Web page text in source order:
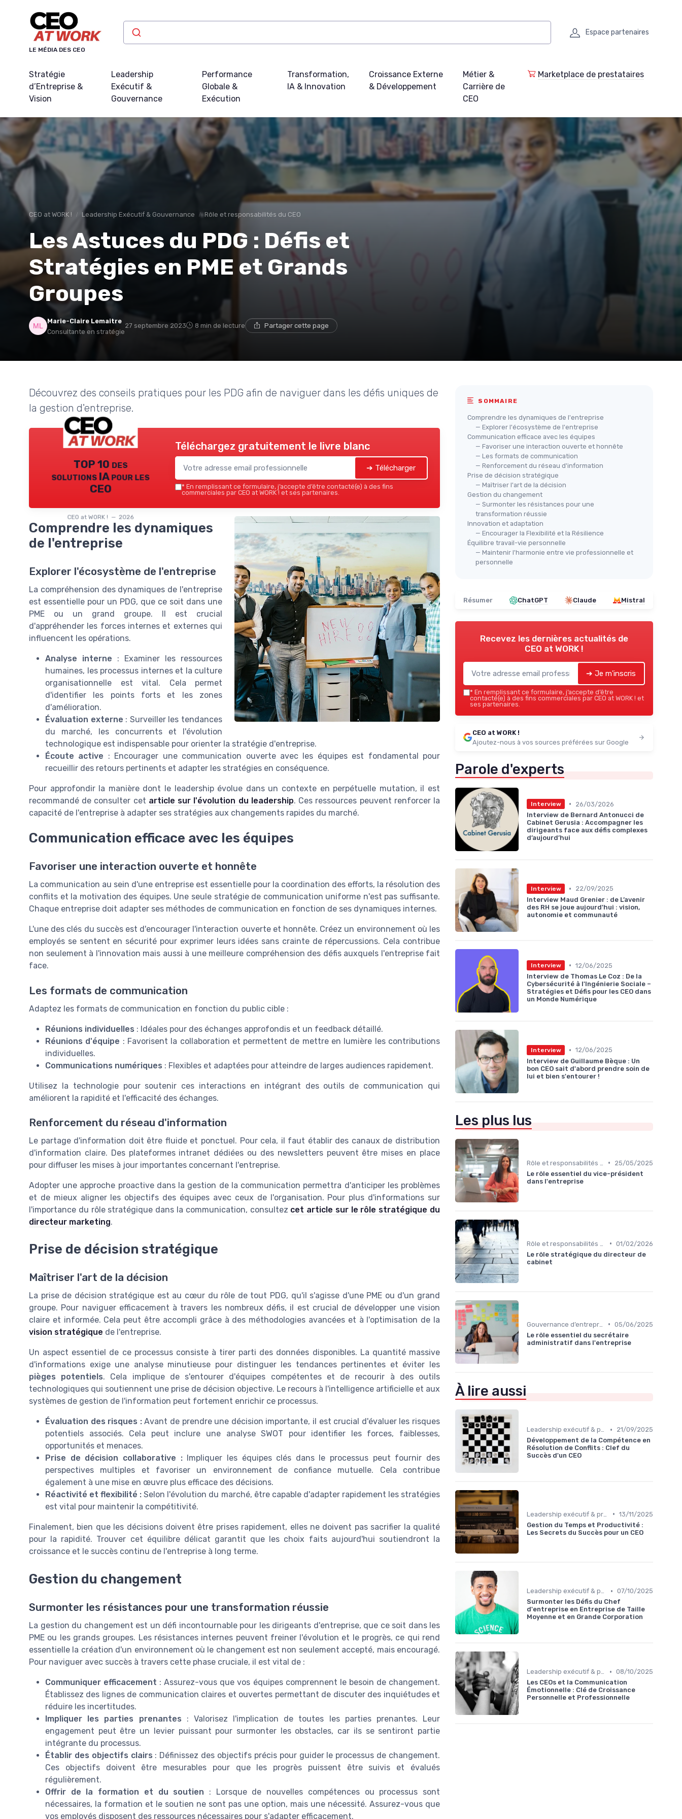
LE MÉDIA DES CEO
Espace partenaires
Stratégie
d’Entreprise &
Vision
Leadership
Exécutif &
Gouvernance
Performance
Globale &
Exécution
Transformation,
IA & Innovation
Croissance Externe
& Développement
Métier &
Carrière de
CEO
Marketplace de prestataires
CEO at WORK ! Leadership Exécutif & Gouvernance Rôle et responsabilités du CEO
Les Astuces du PDG : Défis et
Stratégies en PME et Grands
Groupes
Marie-Claire Lemaitre
Consultante en stratégie
27 septembre 2023 8 min de lecture Partager cette page
Découvrez des conseils pratiques pour les PDG afin de naviguer dans les défis uniques de
la gestion d'entreprise.
TOP 10 des
solutions IA pour les
CEO
CEO at WORK ! — 2026
Téléchargez gratuitement le livre blanc
➔ Télécharger
* En remplissant ce formulaire, j’accepte d’être contacté(e) à des fins
commerciales par CEO at WORK ! et ses partenaires.
Comprendre les dynamiques
de l'entreprise
Explorer l'écosystème de l'entreprise
La compréhension des dynamiques de l'entreprise
est essentielle pour un PDG, que ce soit dans une
PME ou un grand groupe. Il est crucial
d'appréhender les forces internes et externes qui
influencent les opérations.
Analyse interne : Examiner les ressources
humaines, les processus internes et la culture
organisationnelle est vital. Cela permet
d'identifier les points forts et les zones
d'amélioration.
Évaluation externe : Surveiller les tendances
du marché, les concurrents et l'évolution
technologique est indispensable pour orienter la stratégie d'entreprise.
Écoute active : Encourager une communication ouverte avec les équipes est fondamental pour
recueillir des retours pertinents et adapter les stratégies en conséquence.
Pour approfondir la manière dont le leadership évolue dans un contexte en perpétuelle mutation, il est
recommandé de consulter cet article sur l'évolution du leadership. Ces ressources peuvent renforcer la
capacité de l'entreprise à adapter ses stratégies aux changements rapides du marché.
Communication efficace avec les équipes
Favoriser une interaction ouverte et honnête
La communication au sein d'une entreprise est essentielle pour la coordination des efforts, la résolution des
conflits et la motivation des équipes. Une seule stratégie de communication uniforme n'est pas suffisante.
Chaque entreprise doit adapter ses méthodes de communication en fonction de ses dynamiques internes.
L'une des clés du succès est d'encourager l'interaction ouverte et honnête. Créez un environnement où les
employés se sentent en sécurité pour exprimer leurs idées sans crainte de répercussions. Cela contribue
non seulement à l'innovation mais aussi à une meilleure compréhension des défis auxquels l'entreprise fait
face.
Les formats de communication
Adaptez les formats de communication en fonction du public cible :
Réunions individuelles : Idéales pour des échanges approfondis et un feedback détaillé.
Réunions d'équipe : Favorisent la collaboration et permettent de mettre en lumière les contributions
individuelles.
Communications numériques : Flexibles et adaptées pour atteindre de larges audiences rapidement.
Utilisez la technologie pour soutenir ces interactions en intégrant des outils de communication qui
améliorent la rapidité et l'efficacité des échanges.
Renforcement du réseau d'information
Le partage d'information doit être fluide et ponctuel. Pour cela, il faut établir des canaux de distribution
d'information claire. Des plateformes intranet dédiées ou des newsletters peuvent être mises en place
pour diffuser les mises à jour importantes concernant l'entreprise.
Adopter une approche proactive dans la gestion de la communication permettra d'anticiper les problèmes
et de mieux aligner les objectifs des équipes avec ceux de l'organisation. Pour plus d'informations sur
l'importance du rôle stratégique dans la communication, consultez cet article sur le rôle stratégique du
directeur marketing.
Prise de décision stratégique
Maîtriser l'art de la décision
La prise de décision stratégique est au cœur du rôle de tout PDG, qu'il s'agisse d'une PME ou d'un grand
groupe. Pour naviguer efficacement à travers les nombreux défis, il est crucial de développer une vision
claire et informée. Cela peut être accompli grâce à des méthodologies avancées et à l'optimisation de la
vision stratégique de l'entreprise.
Un aspect essentiel de ce processus consiste à tirer parti des données disponibles. La quantité massive
d'informations exige une analyse minutieuse pour distinguer les tendances pertinentes et éviter les
pièges potentiels. Cela implique de s'entourer d'équipes compétentes et de recourir à des outils
technologiques qui soutiennent une prise de décision objective. Le recours à l'intelligence artificielle et aux
systèmes de gestion de l'information peut fortement enrichir ce processus.
Évaluation des risques :Avant de prendre une décision importante, il est crucial d'évaluer les risques
potentiels associés. Cela peut inclure une analyse SWOT pour identifier les forces, faiblesses,
opportunités et menaces.
Prise de décision collaborative :Impliquer les équipes clés dans le processus peut fournir des
perspectives multiples et favoriser un environnement de confiance mutuelle. Cela contribue
également à une mise en œuvre plus efficace des décisions.
Réactivité et flexibilité : Selon l'évolution du marché, être capable d'adapter rapidement les stratégies
est vital pour maintenir la compétitivité.
Finalement, bien que les décisions doivent être prises rapidement, elles ne doivent pas sacrifier la qualité
pour la rapidité. Trouver cet équilibre délicat garantit que les choix faits aujourd'hui soutiendront la
croissance et le succès continu de l'entreprise à long terme.
Gestion du changement
Surmonter les résistances pour une transformation réussie
La gestion du changement est un défi incontournable pour les dirigeants d'entreprise, que ce soit dans les
PME ou les grands groupes. Les résistances internes peuvent freiner l'évolution et le progrès, ce qui rend
essentielle la création d'un environnement où le changement est non seulement accepté, mais encouragé.
Pour naviguer avec succès à travers cette phase cruciale, il est vital de :
Communiquer efficacement : Assurez-vous que vos équipes comprennent le besoin de changement.
Établissez des lignes de communication claires et ouvertes permettant de discuter des inquiétudes et
réduire les incertitudes.
Impliquer les parties prenantes : Valorisez l'implication de toutes les parties prenantes. Leur
engagement peut être un levier puissant pour surmonter les obstacles, car ils se sentiront partie
intégrante du processus.
Établir des objectifs clairs : Définissez des objectifs précis pour guider le processus de changement.
Ces objectifs doivent être mesurables pour que les progrès puissent être suivis et évalués
régulièrement.
Offrir de la formation et du soutien : Lorsque de nouvelles compétences ou processus sont
nécessaires, la formation et le soutien ne sont pas une option, mais une nécessité. Assurez-vous que
vos employés disposent des ressources nécessaires pour s'adapter efficacement.
SOMMAIRE
Comprendre les dynamiques de l'entreprise
— Explorer l'écosystème de l'entreprise
Communication efficace avec les équipes
— Favoriser une interaction ouverte et honnête
— Les formats de communication
— Renforcement du réseau d'information
Prise de décision stratégique
— Maîtriser l'art de la décision
Gestion du changement
— Surmonter les résistances pour une
transformation réussie
Innovation et adaptation
— Encourager la Flexibilité et la Résilience
Équilibre travail-vie personnelle
— Maintenir l'harmonie entre vie professionnelle et
personnelle
Résumer ChatGPT Claude Mistral
Recevez les dernières actualités de
CEO at WORK !
➔ Je m'inscris
* En remplissant ce formulaire, j’accepte d’être
contacté(e) à des fins commerciales par CEO at WORK ! et
ses partenaires.
CEO at WORK !
Ajoutez-nous à vos sources préférées sur Google
Parole d'experts
Interview •
26/03/2026
Interview de Bernard Antonucci de
Cabinet Gerusia : Accompagner les
dirigeants face aux défis complexes
d’aujourd’hui
Interview •
22/09/2025
Interview Maud Grenier : de L’avenir
des RH se joue aujourd'hui : vision,
autonomie et communauté
Interview • 12/06/2025
Interview de Thomas Le Coz : De la
Cybersécurité à l'Ingénierie Sociale –
Stratégies et Défis pour les CEO dans
un Monde Numérique
Interview • 12/06/2025
Interview de Guillaume Bèque : Un
bon CEO sait d'abord prendre soin de
lui et bien s'entourer !
Les plus lus
•
25/05/2025
Le rôle essentiel du vice-président
dans l'entreprise
• 01/02/2026
Le rôle stratégique du directeur de
cabinet
• 05/06/2025
Le rôle essentiel du secrétaire
administratif dans l'entreprise
À lire aussi
Leadership exécutif & prise de décision •
21/09/2025
Développement de la Compétence en
Résolution de Conflits : Clef du
Succès d'un CEO
• 13/11/2025
Gestion du Temps et Productivité :
Les Secrets du Succès pour un CEO
Leadership exécutif & prise de décision • 07/10/2025
Surmonter les Défis du Chef
d'entreprise en Entreprise de Taille
Moyenne et en Grande Corporation
Leadership exécutif & prise de décision • 08/10/2025
Les CEOs et la Communication
Émotionnelle : Clé de Croissance
Personnelle et Professionnelle